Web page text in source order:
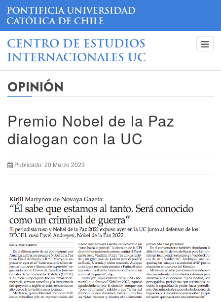
CENTRO DE ESTUDIOS
INTERNACIONALES UC
OPINIÓN
Premio Nobel de la Paz
dialogan con la UC
Publicado: 20 Marzo 2023